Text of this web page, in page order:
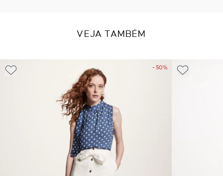
VEJA TAMBÉM
- 50%